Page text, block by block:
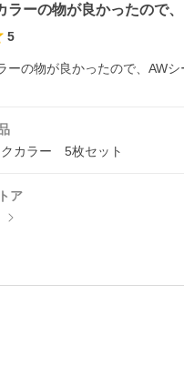
ラーの物が良かったので
5
ーの物が良かったので、AW
クカラー 5枚セット
ア